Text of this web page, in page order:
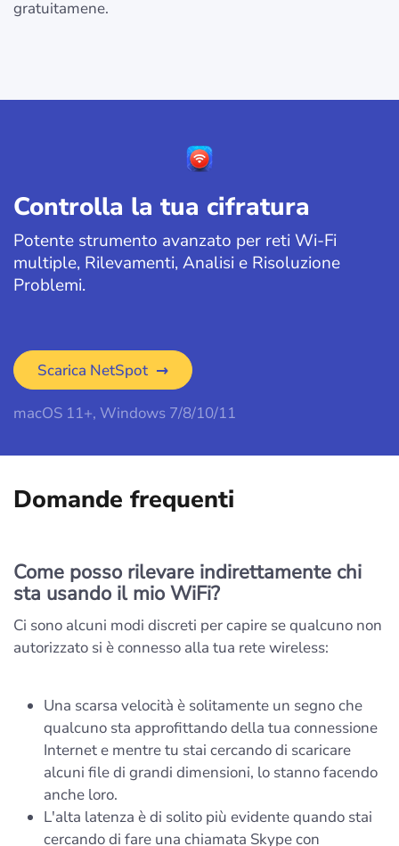
gratuitamene.
Controlla la tua cifratura
Potente strumento avanzato per reti Wi-Fi
multiple, Rilevamenti, Analisi e Risoluzione
Problemi.
Scarica NetSpot
macOS 11+, Windows 7/8/10/11
Domande frequenti
Come posso rilevare indirettamente chi
sta usando il mio WiFi?
Ci sono alcuni modi discreti per capire se qualcuno non
autorizzato si è connesso alla tua rete wireless:
Una scarsa velocità è solitamente un segno che
qualcuno sta approfittando della tua connessione
Internet e mentre tu stai cercando di scaricare
alcuni file di grandi dimensioni, lo stanno facendo
anche loro.
L'alta latenza è di solito più evidente quando stai
cercando di fare una chiamata Skype con